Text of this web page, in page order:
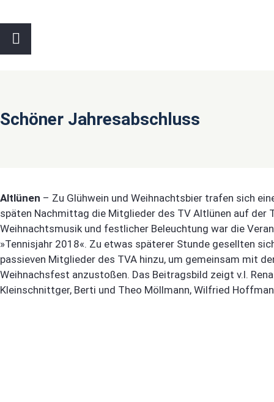
Schöner Jahresabschluss
Altlünen – Zu Glühwein und Weihnachtsbier trafen sich
späten Nachmittag die Mitglieder des TV Altlünen auf der
Weihnachtsmusik und festlicher Beleuchtung war die
»Tennisjahr 2018«. Zu etwas späterer Stunde gesellten
passieven Mitglieder des TVA hinzu, um gemeinsam mit
Weihnachsfest anzustoßen. Das Beitragsbild zeigt v.l.
Kleinschnittger, Berti und Theo Möllmann, Wilfried